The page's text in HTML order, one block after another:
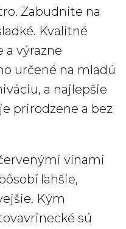
Zabudnite na
Kvalitné
a výrazne
určené na mladú
a najlepšie
prirodzene a bez
vínami
ľahšie,
Kým
sú